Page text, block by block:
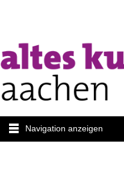
Navigation anzeigen